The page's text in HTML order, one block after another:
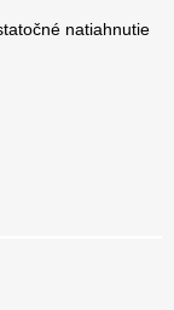
natiahnutie